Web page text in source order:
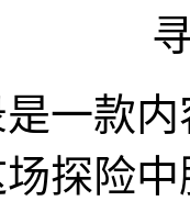
一款
探险